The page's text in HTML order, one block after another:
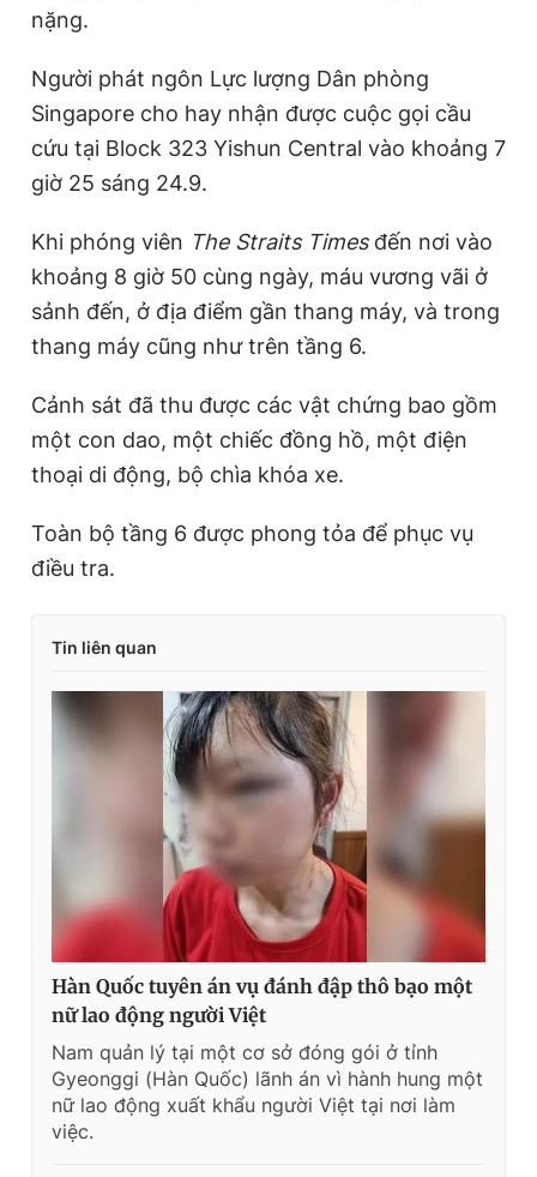
nặng.
Người phát ngôn Lực lượng Dân phòng
Singapore cho hay nhận được cuộc gọi cầu
cứu tại Block 323 Yishun Central vào khoảng 7
giờ 25 sáng 24.9.
Khi phóng viên The Straits Timesđến nơi vào
khoảng 8 giờ 50 cùng ngày, máu vương vãi ở
sảnh đến, ở địa điểm gần thang máy, và trong
thang máy cũng như trên tầng 6.
Cảnh sát đã thu được các vật chứng bao gồm
một con dao, một chiếc đồng hồ, một điện
thoại di động, bộ chìa khóa xe.
Toàn bộ tầng 6 được phong tỏa để phục vụ
điều tra.
Tin liên quan
Hàn Quốc tuyên án vụ đánh đập thô bạo một
nữ lao động người Việt
Nam quản lý tại một cơ sở đóng gói ở tỉnh
Gyeonggi (Hàn Quốc) lãnh án vì hành hung một
nữ lao động xuất khẩu người Việt tại nơi làm
việc.